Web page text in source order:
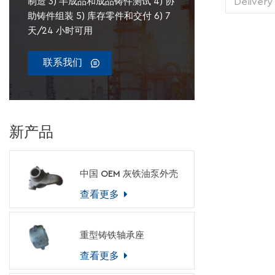
助铸件组装 5) 库存零件和交付 6) 7
天/24 小时可用
联系我们
新产品
中国 OEM 灰铁油泵外壳
查看更多
重型铸铁轴承座
查看更多
1